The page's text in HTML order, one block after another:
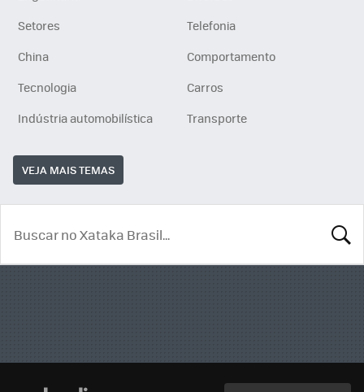
Setores
Telefonia
China
Comportamento
Tecnologia
Carros
Indústria automobilística
Transporte
VEJA MAIS TEMAS